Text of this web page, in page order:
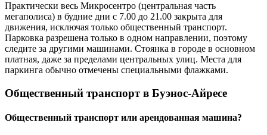
Практически весь Микросентро (центральная часть
мегаполиса) в будние дни с 7.00 до 21.00 закрыта для
движения, исключая только общественный транспорт.
Парковка разрешена только в одном направлении, поэтому
следите за другими машинами. Стоянка в городе в основном
платная, даже за пределами центральных улиц. Места для
паркинга обычно отмечены специальными флажками.
Общественный транспорт в Буэнос-Айресе
Общественный транспорт или арендованная машина?